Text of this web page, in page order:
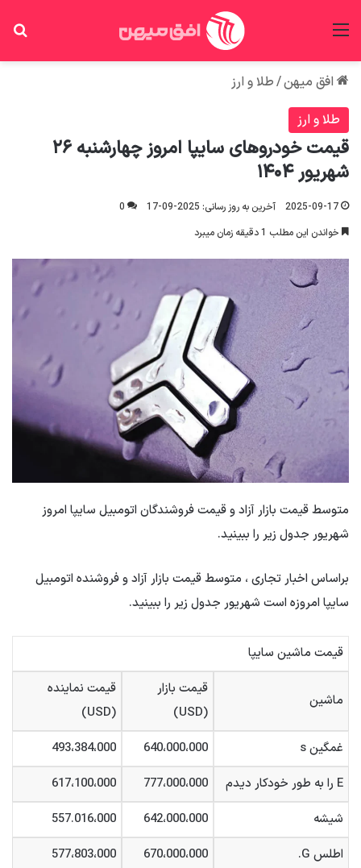
افق میهن/طلا و ارز
طلا و ارز
قیمت خودرو‌های سایپا امروز چهارشنبه ۲۶
شهریور ۱۴۰۴
2025-09-17 آخرین به روز رسانی: 2025-09-17
0
خواندن این مطلب 1 دقیقه زمان میبرد
متوسط ​​قیمت بازار آزاد و قیمت فروشندگان اتومبیل سایپا امروز
شهریور جدول زیر را ببینید.
براساس اخبار تجاری ، متوسط ​​قیمت بازار آزاد و فروشنده اتومبیل
سایپا امروزه است شهریور جدول زیر را ببینید.
قیمت ماشین سایپا
ماشین
قیمت بازار
(USD)
قیمت نماینده
(USD)
غمگین s
640،000،000
493،384،000
E را به طور خودکار دیدم
777،000،000
617،100،000
شیشه
642،000،000
557.016،000
اطلس G.
670،000،000
577،803،000